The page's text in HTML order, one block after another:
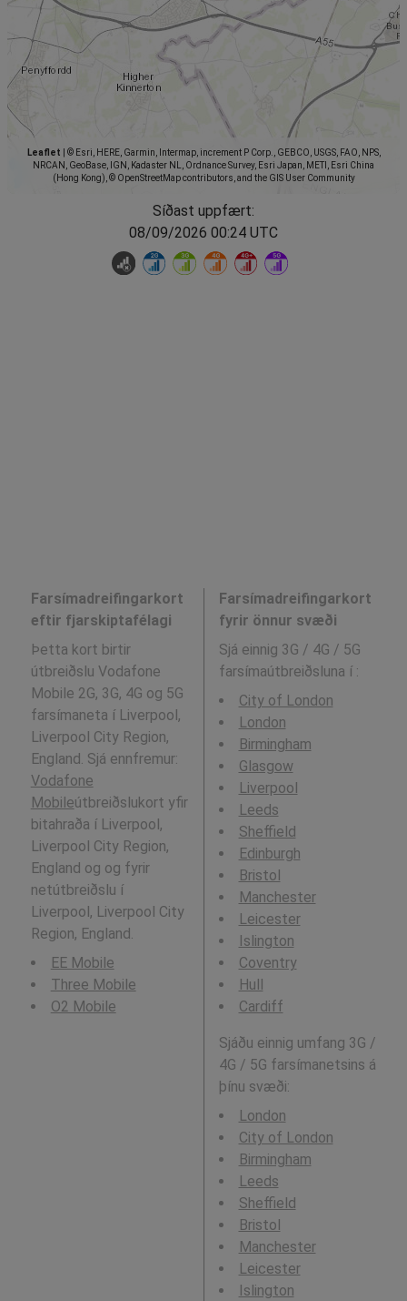
Leaflet
© Esri, HERE, Garmin, Intermap, increment P Corp., GEBCO, USGS, FAO, NPS,
NRCAN, GeoBase, IGN, Kadaster NL, Ordnance Survey, Esri Japan, METI, Esri China
(Hong Kong), © OpenStreetMap contributors, and the GIS User Community
Síðast uppfært:
08/09/2026 00:24 UTC
Farsímadreifingarkort
eftir fjarskiptafélagi
Þetta kort birtir
útbreiðslu Vodafone
Mobile 2G, 3G, 4G og 5G
farsímaneta í Liverpool,
Liverpool City Region,
England. Sjá ennfremur:
Vodafone
Mobileútbreiðslukort yfir
bitahraða í Liverpool,
Liverpool City Region,
England og og fyrir
netútbreiðslu í
Liverpool, Liverpool City
Region, England.
EE Mobile
Three Mobile
O2 Mobile
Farsímadreifingarkort
fyrir önnur svæði
Sjá einnig 3G / 4G / 5G
farsímaútbreiðsluna í :
City of London
London
Birmingham
Glasgow
Liverpool
Leeds
Sheffield
Edinburgh
Bristol
Manchester
Leicester
Islington
Coventry
Hull
Cardiff
Sjáðu einnig umfang 3G /
4G / 5G farsímanetsins á
þínu svæði:
London
City of London
Birmingham
Leeds
Sheffield
Bristol
Manchester
Leicester
Islington